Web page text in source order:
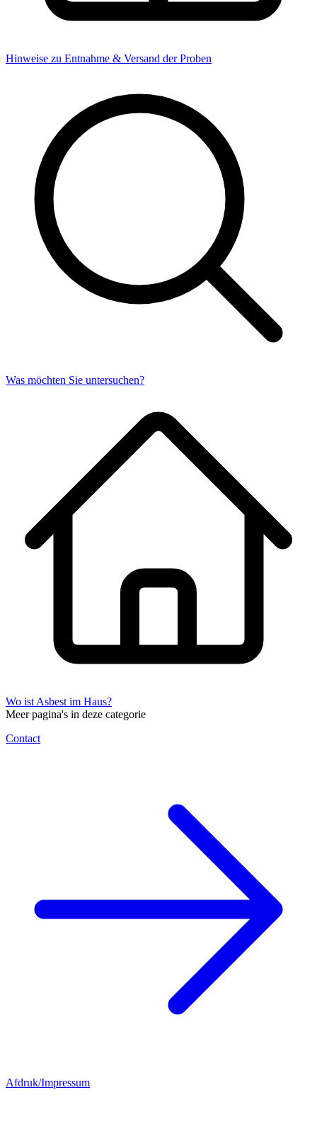
Hinweise zu Entnahme & Versand der Proben
Was möchten Sie untersuchen?
Wo ist Asbest im Haus?
Meer pagina's in deze categorie
Contact
Afdruk/Impressum